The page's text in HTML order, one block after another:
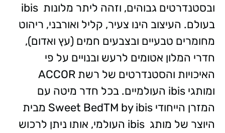
ובסטנדרטים גבוהים, וזהה ליתר מלונות ibis
בעולם. העיצוב הינו צעיר, קליל ואורבני, ריהוט
מחומרים טבעיים ובצבעים חמים (עץ ואדום),
חדרי המלון אטומים לרעש ובנויים על פי
האיכויות והסטנדרטים של רשת ACCOR
ומותגי ibis העולמיים. בכל חדר מיטה עם
המזרן הייחודי Sweet BedTM by ibis מבית
היוצר של מותג ibis העולמי, אותו ניתן לרכוש